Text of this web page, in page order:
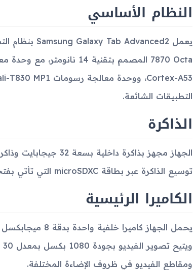
النظام الأساسي
التطبيقات الشائعة.
الذاكرة
توسيع الذاكرة عبر بطاقة microSDXC التي تأتي بفتحة مخصصة.
الكاميرا الرئيسية
ومقاطع الفيديو في ظروف الإضاءة المختلفة.